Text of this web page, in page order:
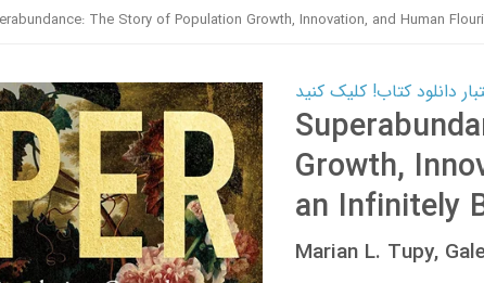
The Story of Population Growth, Innovation, and Human
Growth,
an Infinitely
Marian L. Tupy,